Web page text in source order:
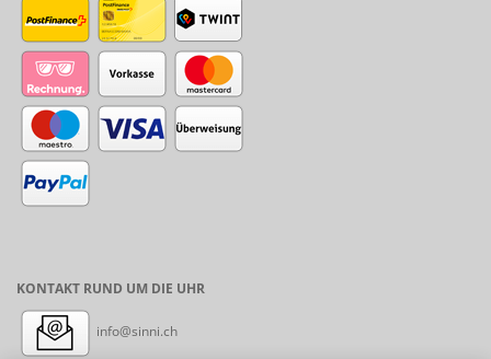
KONTAKT RUND UM DIE UHR
info@sinni.ch